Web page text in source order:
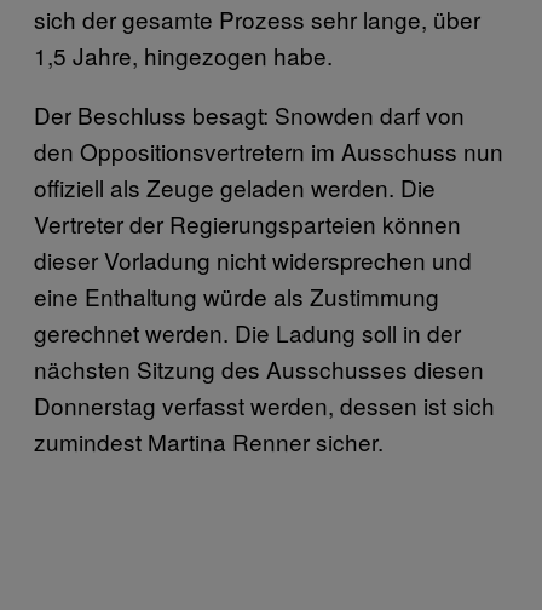
sich der gesamte Prozess sehr lange, über
1,5 Jahre, hingezogen habe.
Der Beschluss besagt: Snowden darf von
den Oppositionsvertretern im Ausschuss nun
offiziell als Zeuge geladen werden. Die
Vertreter der Regierungsparteien können
dieser Vorladung nicht widersprechen und
eine Enthaltung würde als Zustimmung
gerechnet werden. Die Ladung soll in der
nächsten Sitzung des Ausschusses diesen
Donnerstag verfasst werden, dessen ist sich
zumindest Martina Renner sicher.